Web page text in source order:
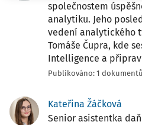
společnostem
analytiku. Jeho
vedení analytického
Tomáše Čupra, kde
Intelligence a
Publikováno: 1 dokumentů
Kateřina Žáčková
Senior asistentka